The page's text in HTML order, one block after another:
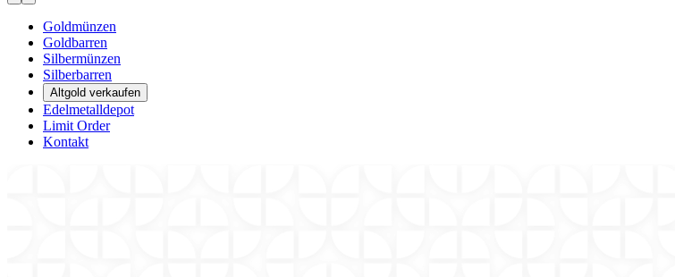
Goldmünzen
Goldbarren
Silbermünzen
Silberbarren
Altgold verkaufen
Edelmetalldepot
Limit Order
Kontakt